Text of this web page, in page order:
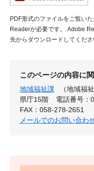
PDF形式のファイルをご覧い
Readerが必要です。
Adobe
先からダウンロードしてくださ
このページの内容に
地域福祉課
（地域福
県庁15階
電話番号：
FAX：058-278-2651
メールでのお問い合わ